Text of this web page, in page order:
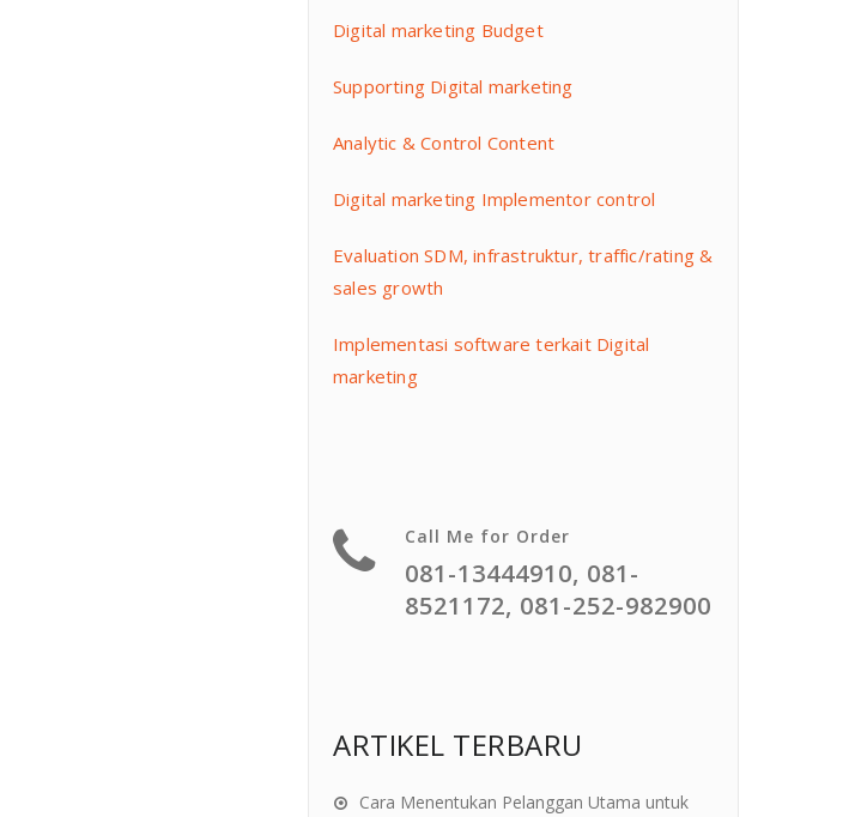
Digital marketing Budget
Supporting Digital marketing
Analytic & Control Content
Digital marketing Implementor control
Evaluation SDM, infrastruktur, traffic/rating &
sales growth
Implementasi software terkait Digital
marketing
Call Me for Order
081-13444910, 081-
8521172, 081-252-982900
ARTIKEL TERBARU
Cara Menentukan Pelanggan Utama untuk